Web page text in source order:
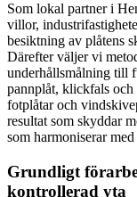
Som lokal partner i
villor,
besiktning av plåtens
Därefter väljer vi
underhållsmålning till
pannplåt, klickfals och
fotplåtar och
resultat som skyddar
som harmoniserar
Grundligt
kontrollerad yta